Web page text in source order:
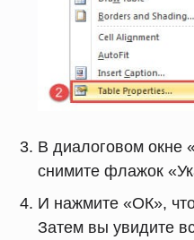
В диалоговом окне
снимите флажок
И нажмите «ОК»,
Затем вы увидите